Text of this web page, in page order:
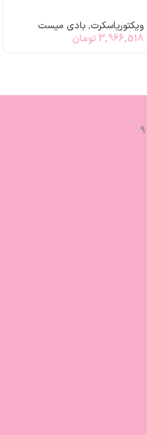
ویکتوریاسکرت, بادی میست
3,966,518 تومان